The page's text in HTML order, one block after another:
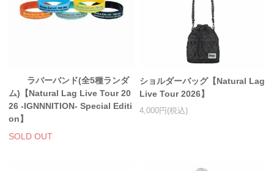
ラバーバンド(全5種ランダ
ム)【Natural Lag Live Tour 20
26 -IGNNNITION- Special Editi
on】
SOLD OUT
ショルダーバッグ【Natural Lag
Live Tour 2026】
4,000円(税込)